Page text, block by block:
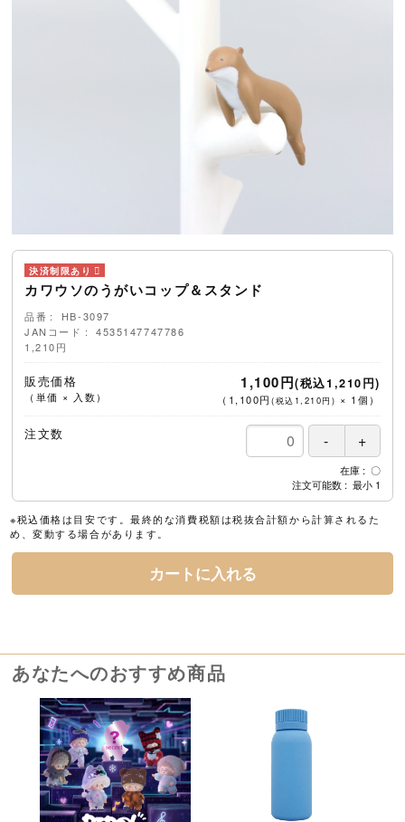
カワウソのうがいコップ＆スタンド
品番
HB-3097
JANコード
4535147747786
1,210円
販売価格
（単価 × 入数）
1,100円(税込1,210円)
（ 1,100円 (税込1,210円) × 1 個 ）
注文数
在庫
〇
注文可能数
最小 1
※税込価格は目安です。最終的な消費税額は税抜合計額から計算されるた
め、変動する場合があります。
カートに入れる
あなたへのおすすめ商品